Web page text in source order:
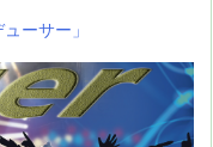
ーサー」